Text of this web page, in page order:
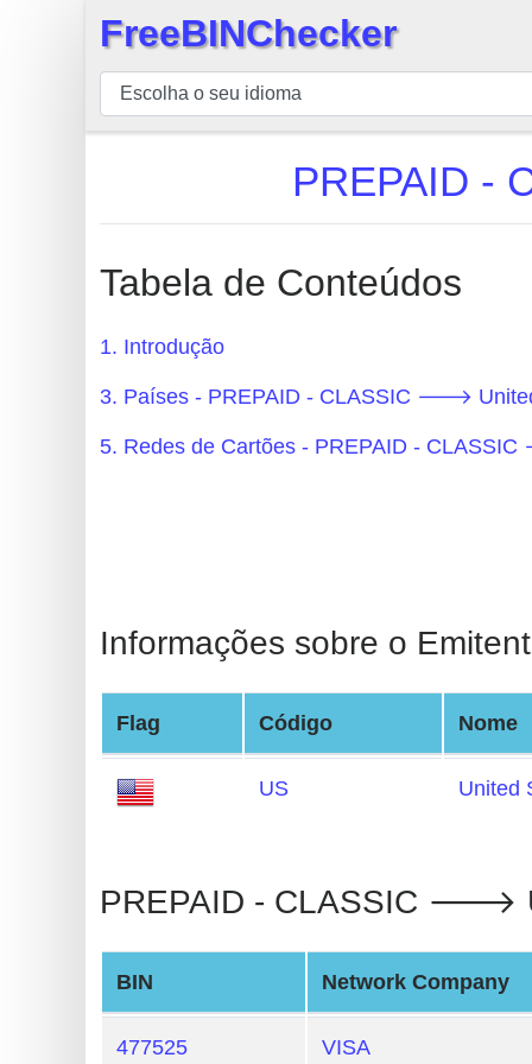
BIN
Verificador
BIN
Número
BIN
API
Generator
BIN
from
Banks
Credit
Card
Card
Random
Credit
FreeBINChecker
PREPAID
Tabela de Conteúdos
1. Introdução
3. Países - PREPAID - CLASSIC 🡒
5. Redes de Cartões - PREPAID -
Informações sobre o
Flag Código Nome
US United
PREPAID - CLASSIC 🡒
BIN Network Company
477525 VISA